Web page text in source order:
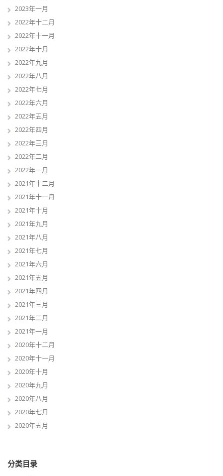
2023年一月
2022年十二月
2022年十一月
2022年十月
2022年九月
2022年八月
2022年七月
2022年六月
2022年五月
2022年四月
2022年三月
2022年二月
2022年一月
2021年十二月
2021年十一月
2021年十月
2021年九月
2021年八月
2021年七月
2021年六月
2021年五月
2021年四月
2021年三月
2021年二月
2021年一月
2020年十二月
2020年十一月
2020年十月
2020年九月
2020年八月
2020年七月
2020年五月
分类目录